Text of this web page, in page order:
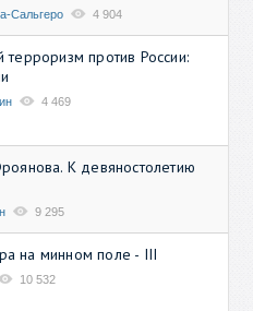
Сальгеро 4 904
терроризм против России:
4 469
К девяностолетию
9 295
на минном поле - III
10 532